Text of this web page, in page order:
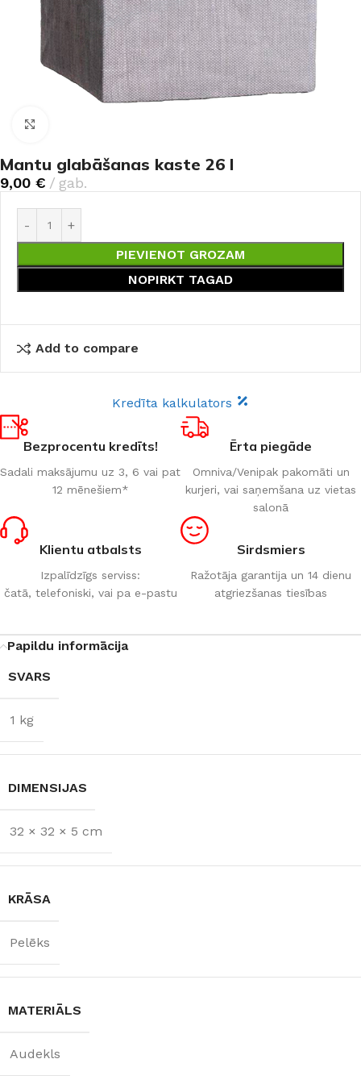
Mantu glabāšanas kaste 26 l
9,00 € gab.
PIEVIENOT GROZAM
NOPIRKT TAGAD
Add to compare
Kredīta kalkulators
Bezprocentu kredīts!
Sadali maksājumu uz 3, 6 vai pat
12 mēnešiem*
Ērta piegāde
Omniva/Venipak pakomāti un
kurjeri, vai saņemšana uz vietas
salonā
Klientu atbalsts
Izpalīdzīgs serviss:
čatā, telefoniski, vai pa e-pastu
Sirdsmiers
Ražotāja garantija un 14 dienu
atgriezšanas tiesības
Papildu informācija
SVARS
1 kg
DIMENSIJAS
32 × 32 × 5 cm
KRĀSA
Pelēks
MATERIĀLS
Audekls